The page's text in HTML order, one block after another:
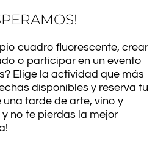
cuadro fluorescente, crear
o participar en un evento
Elige la actividad que más
disponibles y reserva tu
tarde de arte, vino y
y no te pierdas la mejor